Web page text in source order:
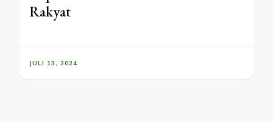
Rakyat
JULI 13, 2024